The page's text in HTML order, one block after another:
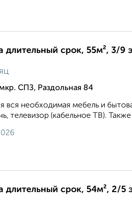
длительный срок, 55м², 3/9
СПЗ, Раздольная 84
вся необходимая мебель и
телевизор (кабельное ТВ).
длительный срок, 54м², 2/5